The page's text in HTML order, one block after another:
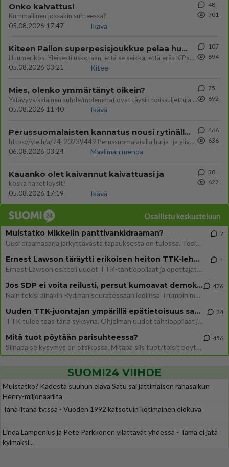
Onko kaivattusi
Kummallinen jossakin suhteessa?
05.08.2026 17:47
Ikävä
48
701
Kiteen Pallon superpesisjoukkue pelaa huumeiden vaikutuksen alaisena
Huumerikos. Yleisesti uskotaan, että se seikka, että eräs KiPan pelaaja kärähtää huumeista, on vain jäävuoren huippu. M
05.08.2026 03:21
Kitee
107
694
Mies, olenko ymmärtänyt oikein?
Ystävyys/salainen suhde/molemmat ovat täysin poissuljettuja asioita? Nainen
05.08.2026 11:40
Ikävä
75
692
Perussuomalaisten kannatus nousi rytinällä Ylen tänään julkaisemassa tuoreimmassa gallup-kyselyssä.
https://yle.fi/a/74-20239449 Perussuomalaisilla hurja- ja ylivoimaisesti suurin nousu tässä uudessa Ylen gallupissa. Kyl
06.08.2026 03:24
Maailman menoa
466
636
Kauanko olet kaivannut kaivattuasi ja
koska hänet löysit?
05.08.2026 17:19
Ikävä
38
622
Osallistu keskusteluun
Muistatko Mikkelin panttivankidraaman?
Uusi draamasarja järkyttävästä tapauksesta on tulossa. Tositapahtumiin perustuva sarja ammentaa vuoden 1986 Mikkelin pan
7
Ernest Lawson täräytti erikoisen heiton TTK-lehdistötilaisuudessa: " Onko tässä tarkoituksena...?"
Ernest Lawson esitteli uudet TTK-tähtioppilaat ja opettajat torstaina 6.8. lehdistölle. Tulevalla kaudella on yksi hausk
1
Jos SDP ei voita reilusti, persut kumoavat demokratian Suomesta
Näin tekisi ainakin Rydman seuratessaan idolinsa Trumpin mallia https://www.is.fi/politiikka/art-2000012187244.html
476
Uuden TTK-juontajan ympärillä epätietoisuus sakenee - Nyt MTV hämmentää soppaa
TTK tulee taas tänä syksynä. Ohjelman uudet tähtioppilaat julkistetaan torstaina 6. elokuuta klo 14 alkavassa lehdistö
34
Mitä tuot pöytään parisuhteessa?
Siinäpä se kysymys on otsikossa. Mitäpä siis tuot/toisit pöytään parisuhteessa? Oletko mies vai nainen? Koetko sen mitä
456
SUOMI24 VIIHDE
Muistatko? Kädestä suuhun elävä Satu sai jättimäisen rahasalkun
Henry-miljonääriltä
Tänä iltana tv:ssä - Vuoden 1992 katsotuin kotimainen elokuva
Linda Lampenius ja Pete Parkkonen yllättävät yhdessä - Tämä ei jätä
kylmäksi...